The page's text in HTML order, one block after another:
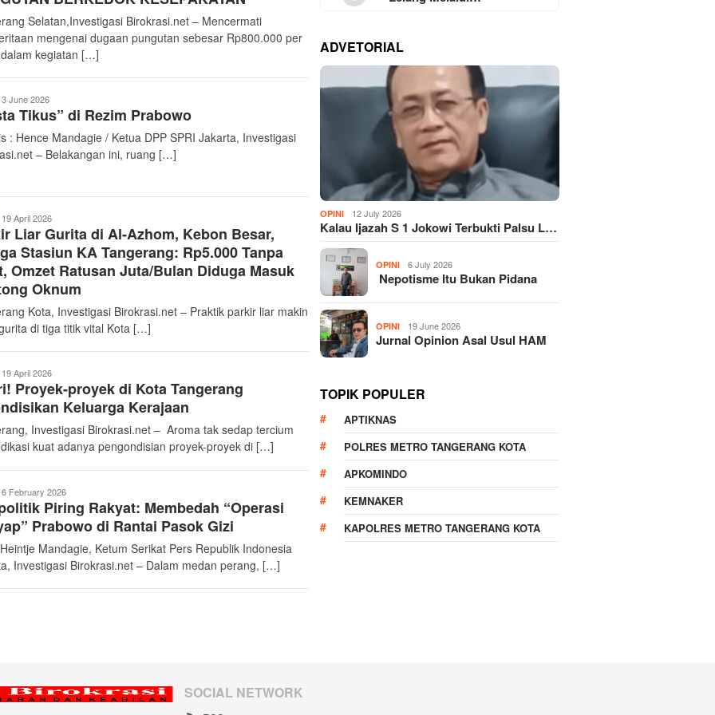
Selatan,Investigasi Birokrasi.net – Mencermati
mengenai dugaan pungutan sebesar Rp800.000 per
kegiatan […]
InvestigasiBirokrasi
3 June 2026
Tikus” di Rezim Prabowo
: Hence Mandagie / Ketua DPP SPRI Jakarta, Investigasi
– Belakangan ini, ruang […]
InvestigasiBirokrasi
19 April 2026
Liar Gurita di Al-Azhom, Kebon Besar,
Stasiun KA Tangerang: Rp5.000 Tanpa
Omzet Ratusan Juta/Bulan Diduga Masuk
Oknum
Kota, Investigasi Birokrasi.net – Praktik parkir liar makin
di tiga titik vital Kota […]
InvestigasiBirokrasi
19 April 2026
Proyek-proyek di Kota Tangerang
Keluarga Kerajaan
Investigasi Birokrasi.net – Aroma tak sedap tercium
kuat adanya pengondisian proyek-proyek di […]
InvestigasiBirokrasi
6 February 2026
Piring Rakyat: Membedah “Operasi
Prabowo di Rantai Pasok Gizi
Mandagie, Ketum Serikat Pers Republik Indonesia
Investigasi Birokrasi.net – Dalam medan perang, […]
ADVETORIAL
OPINI 12 July 2026
Kalau Ijazah S 1 Jokowi Terbukti Palsu L…
OPINI 6 July 2026
Nepotisme Itu Bukan Pidana
OPINI 19 June 2026
Jurnal Opinion Asal Usul HAM
TOPIK POPULER
APTIKNAS
POLRES METRO TANGERANG KOTA
APKOMINDO
KEMNAKER
KAPOLRES METRO TANGERANG KOTA
SOCIAL NETWORK